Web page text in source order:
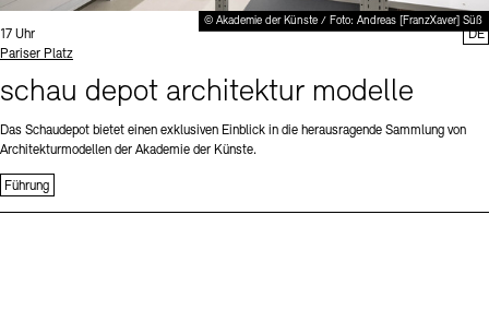
© Akademie der Künste / Foto: Andreas [FranzXaver] Süß
Uhrzeit:
17 Uhr
Standort
Pariser Platz
schau depot architektur modelle
Das Schaudepot bietet einen exklusiven Einblick in die herausragende Sammlung von
Architekturmodellen der Akademie der Künste.
Führung
DE